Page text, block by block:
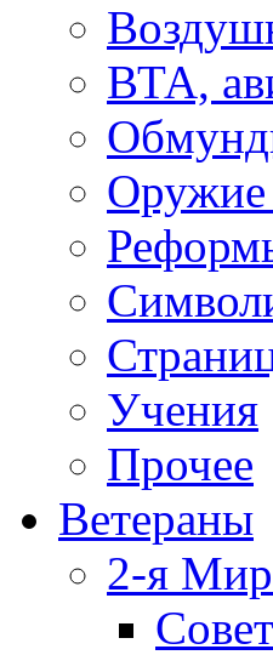
ВТА,
Оружие
Учения
Прочее
Ветераны
2-я